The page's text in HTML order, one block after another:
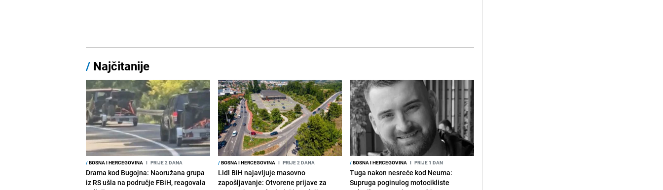
/ Najčitanije
/BOSNA I HERCEGOVINA I PRIJE 2 DANA
Drama kod Bugojna: Naoružana grupa
iz RS ušla na područje FBiH, reagovala
/BOSNA I HERCEGOVINA I PRIJE 2 DANA
Lidl BiH najavljuje masovno
zapošljavanje: Otvorene prijave za
/BOSNA I HERCEGOVINA I PRIJE 1 DAN
Tuga nakon nesreće kod Neuma:
Supruga poginulog motocikliste